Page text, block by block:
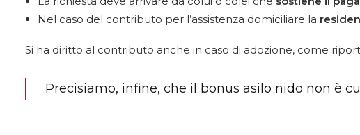
Nel caso del contributo per l’assistenza domiciliare la
Si ha diritto al contributo anche in caso di adozione, come
Precisiamo, infine, che il bonus asilo nido non è